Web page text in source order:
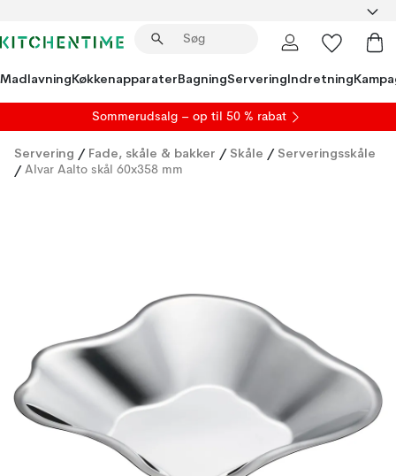
MadlavningKøkkenapparaterBagningServeringIndretning
Sommerudsalg – op til 50 % rabat
Servering / Fade, skåle & bakker / Skåle / Serveringsskåle
/ Alvar Aalto skål 60x358 mm